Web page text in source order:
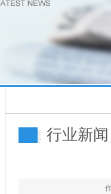
行业新闻